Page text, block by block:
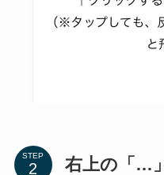
STEP 右上の「…